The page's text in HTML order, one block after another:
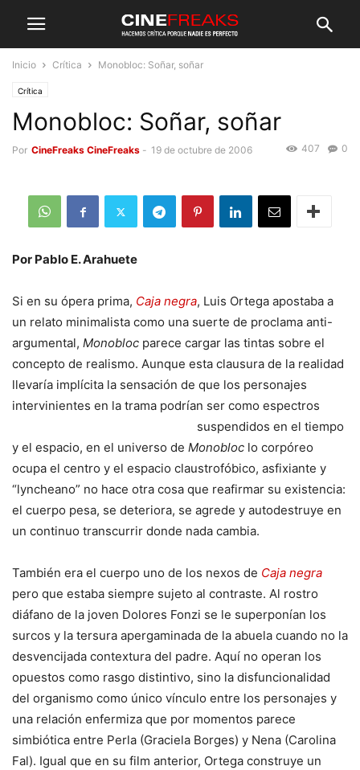
Inicio Crítica Monobloc: Soñar, soñar
Crítica
Monobloc: Soñar, soñar
Por CineFreaks CineFreaks - 19 de octubre de 2006 0
407
Por Pablo E. Arahuete
Si en su ópera prima, Caja negra, Luis Ortega apostaba a
un relato minimalista como una suerte de proclama anti-
argumental, Monobloc parece cargar las tintas sobre el
concepto de realismo. Aunque esta clausura de la realidad
llevaría implícita la sensación de que los personajes
intervinientes en la trama podrían ser como espectros
suspendidos en el tiempo
y el espacio, en el universo de Monobloc lo corpóreo
ocupa el centro y el espacio claustrofóbico, asfixiante y
“lyncheano” no hace otra cosa que reafirmar su existencia:
el cuerpo pesa, se deteriora, se agrede y autodestruye en
un continuo transcurrir donde nada cambia.
También era el cuerpo uno de los nexos de Caja negra
pero que estaba siempre sujeto al contraste. Al rostro
diáfano de la joven Dolores Fonzi se le superponían los
surcos y la tersura apergaminada de la abuela cuando no la
desvencijada contextura del padre. Aquí no operan los
opuestos como rasgo distintivo, sino la disfuncionalidad
del organismo como único vínculo entre los personajes y
una relación enfermiza que por momentos parece
simbiótica entre Perla (Graciela Borges) y Nena (Carolina
Fal). Igual que en su film anterior, Ortega construye un